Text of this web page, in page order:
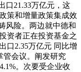
口21.33万亿元，这
策和增量政策集成效
风险。两边就中德和
资者正在投资基金之
口2.35万亿元 同比增
管会议。阐发研究
。次要受企业收